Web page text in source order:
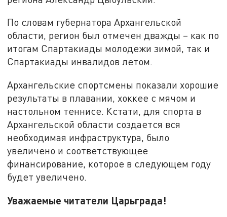
По словам губернатора Архангельской
области, регион был отмечен дважды – как по
итогам Спартакиады молодежи зимой, так и
Спартакиады инвалидов летом.
Архангельские спортсмены показали хорошие
результаты в плавании, хоккее с мячом и
настольном теннисе. Кстати, для спорта в
Архангельской области создается вся
необходимая инфраструктура, было
увеличено и соответствующее
финансирование, которое в следующем году
будет увеличено.
Уважаемые читатели Царьграда!